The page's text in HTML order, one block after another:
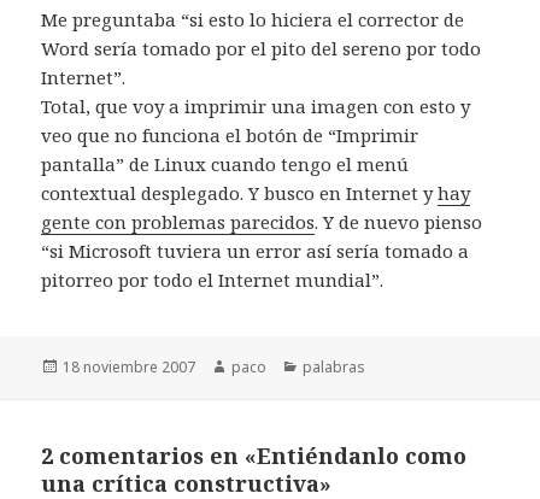
Me preguntaba “si esto lo hiciera el corrector de
Word sería tomado por el pito del sereno por todo
Internet”.
Total, que voy a imprimir una imagen con esto y
veo que no funciona el botón de “Imprimir
pantalla” de Linux cuando tengo el menú
contextual desplegado. Y busco en Internet yhay
gente con problemas parecidos. Y de nuevo pienso
“si Microsoft tuviera un error así sería tomado a
pitorreo por todo el Internet mundial”.
Publicado
18 noviembre 2007 Autor
paco Categorías
palabras
2 comentarios en «Entiéndanlo como
una crítica constructiva»